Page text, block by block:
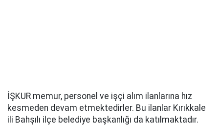
İŞKUR memur, personel ve işçi alım ilanlarına hız
kesmeden devam etmektedirler. Bu ilanlar Kırıkkale
ili Bahşılı ilçe belediye başkanlığı da katılmaktadır.